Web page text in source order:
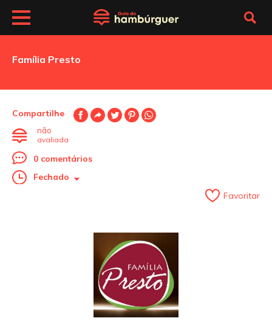
Família Presto
Compartilhe
não
avaliada
0 comentários
Fechado
Favoritar